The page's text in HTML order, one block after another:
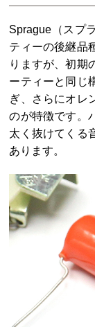
Sprague（スプ
ティーの後継品
りますが、初期
ーティーと同じ
ぎ、さらにオレ
のが特徴です。
太く抜けてくる
あります。